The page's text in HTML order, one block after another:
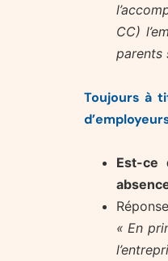
CC)
parents
Toujours à
Est-ce
« En